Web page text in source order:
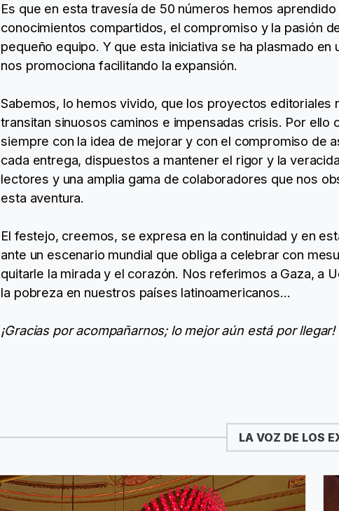
Es que en esta travesía de 50 números hemos
conocimientos compartidos, el compromiso y la pasión
pequeño equipo. Y que esta iniciativa se ha plasmado
nos promociona facilitando la expansión.
Sabemos, lo hemos vivido, que los proyectos
transitan sinuosos caminos e impensadas crisis. Por ello
siempre con la idea de mejorar y con el compromiso de
cada entrega, dispuestos a mantener el rigor y la
lectores y una amplia gama de colaboradores que nos
esta aventura.
El festejo, creemos, se expresa en la continuidad y en
ante un escenario mundial que obliga a celebrar con
quitarle la mirada y el corazón. Nos referimos a Gaza, a
la pobreza en nuestros países latinoamericanos…
¡Gracias por acompañarnos; lo mejor aún está por llegar!
LA VOZ DE LOS